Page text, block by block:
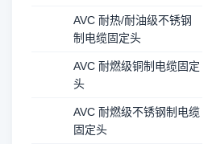
AVC 耐热/耐油级不锈钢
制电缆固定头
AVC 耐燃级铜制电缆固定
头
AVC 耐燃级不锈钢制电缆
固定头